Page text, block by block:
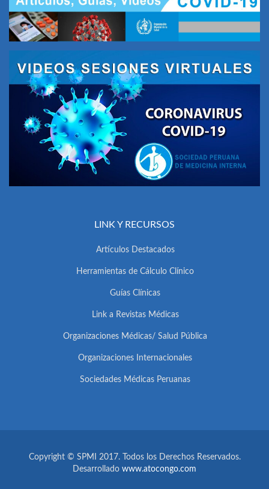
LINK Y RECURSOS
Artículos Destacados
Herramientas de Cálculo Clínico
Guías Clínicas
Link a Revistas Médicas
Organizaciones Médicas/ Salud Pública
Organizaciones Internacionales
Sociedades Médicas Peruanas
Copyright © SPMI 2017. Todos los Derechos Reservados.
Desarrollado www.atocongo.com